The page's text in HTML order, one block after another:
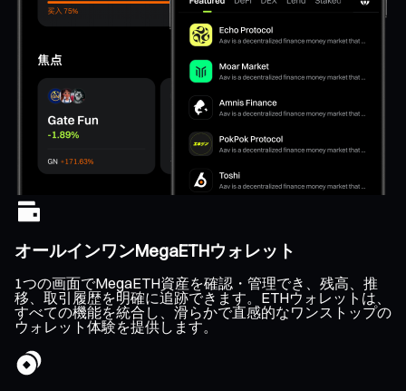
オールインワンMegaETHウォレット
1つの画面でMegaETH資産を確認・管理でき、残高、推
移、取引履歴を明確に追跡できます。ETHウォレットは、
すべての機能を統合し、滑らかで直感的なワンストップの
ウォレット体験を提供します。